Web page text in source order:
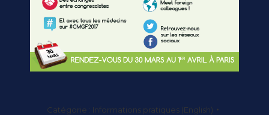
Catégorie : Informations pratiques (English)